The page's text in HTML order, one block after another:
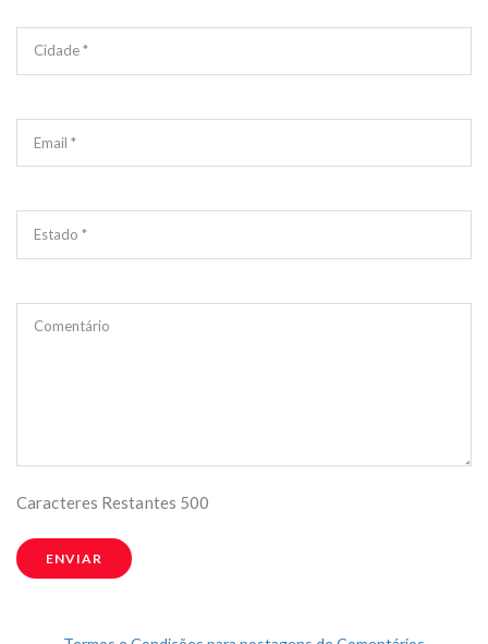
Cidade *
Email *
Estado *
Comentário
Caracteres Restantes 500
ENVIAR